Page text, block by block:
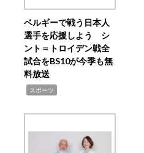
ベルギーで戦う日本人
選手を応援しよう シ
ント＝トロイデン戦全
試合をBS10が今季も無
料放送
スポーツ